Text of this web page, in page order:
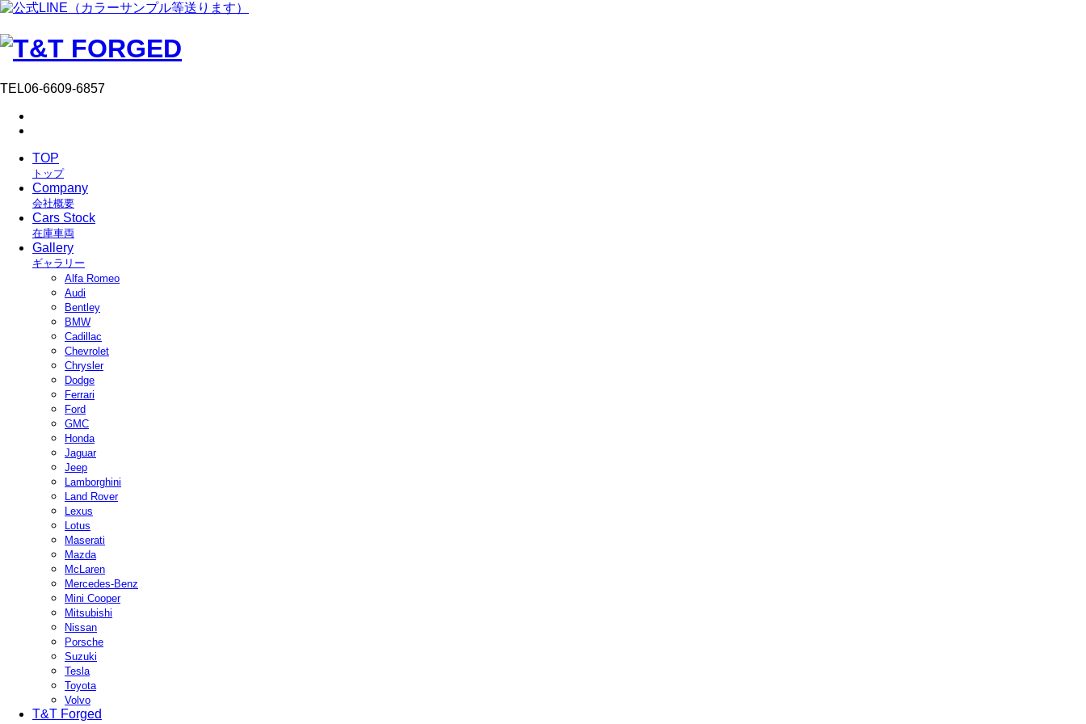
TEL06-6609-6857
TOP
トップ
Company
会社概要
Cars Stock
在庫車両
Gallery
ギャラリー
Alfa Romeo
Audi
Bentley
BMW
Cadillac
Chevrolet
Chrysler
Dodge
Ferrari
Ford
GMC
Honda
Jaguar
Jeep
Lamborghini
Land Rover
Lexus
Lotus
Maserati
Mazda
McLaren
Mercedes-Benz
Mini Cooper
Mitsubishi
Nissan
Porsche
Suzuki
Tesla
Toyota
Volvo
T&T Forged